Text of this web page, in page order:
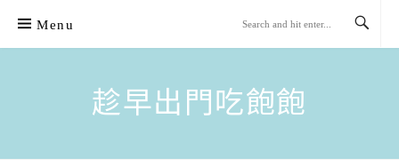
content
Menu
趁早出門吃飽飽